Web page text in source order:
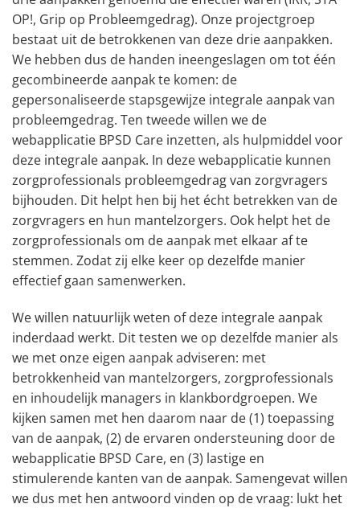
OP!, Grip op Probleemgedrag). Onze projectgroep
bestaat uit de betrokkenen van deze drie aanpakken.
We hebben dus de handen ineengeslagen om tot één
gecombineerde aanpak te komen: de
gepersonaliseerde stapsgewijze integrale aanpak van
probleemgedrag. Ten tweede willen we de
webapplicatie BPSD Care inzetten, als hulpmiddel voor
deze integrale aanpak. In deze webapplicatie kunnen
zorgprofessionals probleemgedrag van zorgvragers
bijhouden. Dit helpt hen bij het écht betrekken van de
zorgvragers en hun mantelzorgers. Ook helpt het de
zorgprofessionals om de aanpak met elkaar af te
stemmen. Zodat zij elke keer op dezelfde manier
effectief gaan samenwerken.
We willen natuurlijk weten of deze integrale aanpak
inderdaad werkt. Dit testen we op dezelfde manier als
we met onze eigen aanpak adviseren: met
betrokkenheid van mantelzorgers, zorgprofessionals
en inhoudelijk managers in klankbordgroepen. We
kijken samen met hen daarom naar de (1) toepassing
van de aanpak, (2) de ervaren ondersteuning door de
webapplicatie BPSD Care, en (3) lastige en
stimulerende kanten van de aanpak. Samengevat willen
we dus met hen antwoord vinden op de vraag: lukt het